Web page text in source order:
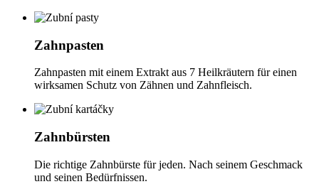
Zahnpasten
Zahnpasten mit einem Extrakt aus 7 Heilkräutern für einen
wirksamen Schutz von Zähnen und Zahnfleisch.
Zahnbürsten
Die richtige Zahnbürste für jeden. Nach seinem Geschmack
und seinen Bedürfnissen.